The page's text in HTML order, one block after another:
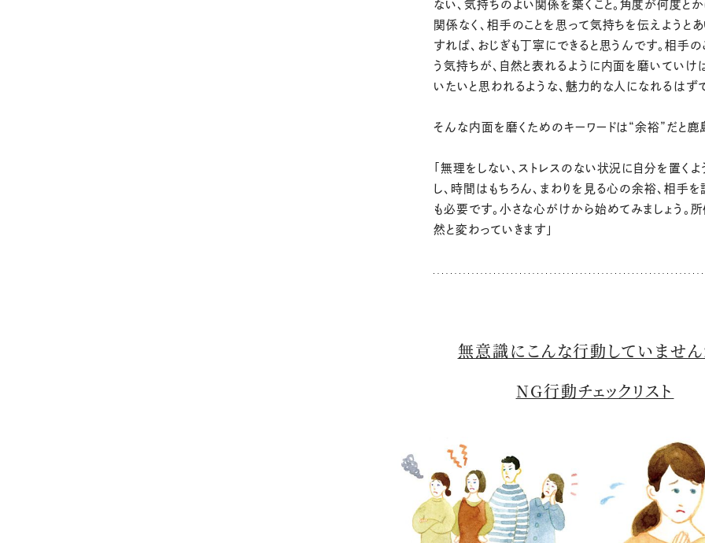
ない、気持ちのよい関係を築くこと。角度が何度と
関係なく、相手のことを思って気持ちを伝えようと
すれば、おじぎも丁寧にできると思うんです。相手の
う気持ちが、自然と表れるように内面を磨いていけ
いたいと思われるような、魅力的な人になれるはず
そんな内面を磨くためのキーワードは“余裕”だと鹿
「無理をしない、ストレスのない状況に自分を置く
し、時間はもちろん、まわりを見る心の余裕、相手
も必要です。小さな心がけから始めてみましょう。所
然と変わっていきます」
無意識にこんな行動していません
NG行動チェックリスト